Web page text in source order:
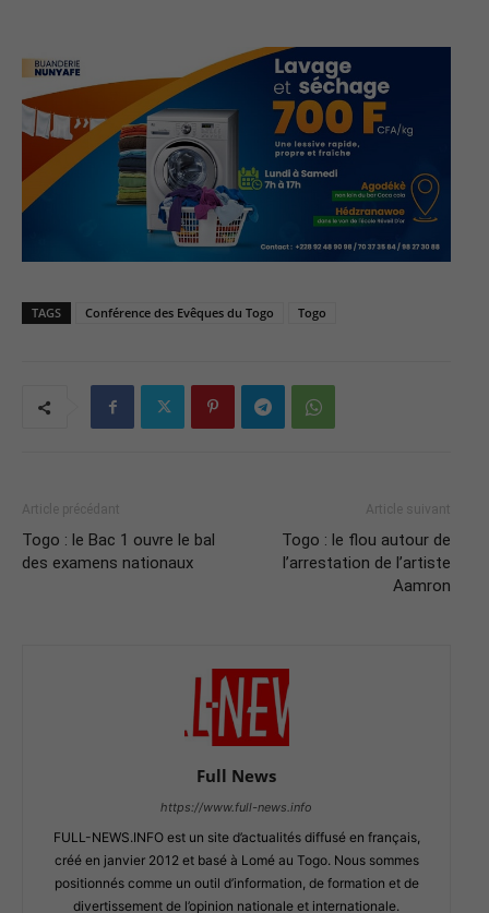
TAGS Conférence des Evêques du Togo Togo
Article précédant
Togo : le Bac 1 ouvre le bal
des examens nationaux
Article suivant
Togo : le flou autour de
l’arrestation de l’artiste
Aamron
Full News
https://www.full-news.info
FULL-NEWS.INFO est un site d’actualités diffusé en français,
créé en janvier 2012 et basé à Lomé au Togo. Nous sommes
positionnés comme un outil d’information, de formation et de
divertissement de l’opinion nationale et internationale.